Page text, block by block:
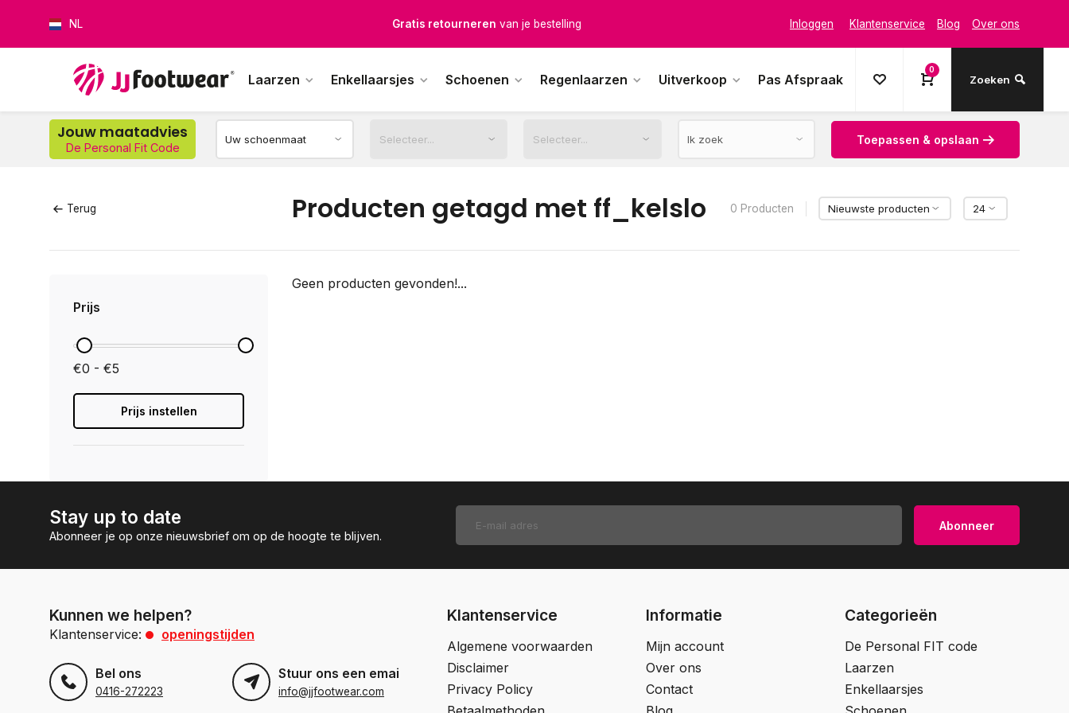
NL Gratis retourneren van je bestelling Inloggen Klantenservice Blog Over ons
Laarzen Enkellaarsjes Schoenen Regenlaarzen Uitverkoop Pas Afspraak
0
Zoeken
Jouw maatadvies
De Personal Fit Code
Toepassen & opslaan
Terug Producten getagd met ff_kelslo 0 Producten
Prijs
€0 - €5
Prijs instellen
Geen producten gevonden!...
Stay up to date
Abonneer je op onze nieuwsbrief om op de hoogte te blijven.
Abonneer
Kunnen we helpen?
Klantenservice: openingstijden
Bel ons
0416-272223
Stuur ons een email
info@jjfootwear.com
Klantenservice
Algemene voorwaarden
Disclaimer
Privacy Policy
Informatie
Mijn account
Over ons
Contact
Categorieën
De Personal FIT code
Laarzen
Enkellaarsjes